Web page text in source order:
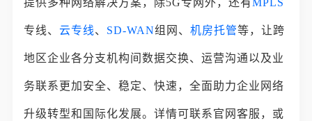
提供多种网络解决方案，除5G专网外，还有MPLS
专线、云专线、 SD-WAN组网、机房托管等，让跨
地区企业各分支机构间数据交换、运营沟通以及业
务联系更加安全、稳定、快速，全面助力企业网络
升级转型和国际化发展。详情可联系官网客服，或